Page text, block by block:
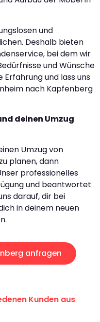
und
Deshalb bieten
bei dem wir
und Wünsche
und lass uns
nach Kapfenberg
deinen Umzug
Umzug von
planen, dann
professionelles
und beantwortet
darauf, dir bei
in deinem neuen
anfragen
Kunden aus